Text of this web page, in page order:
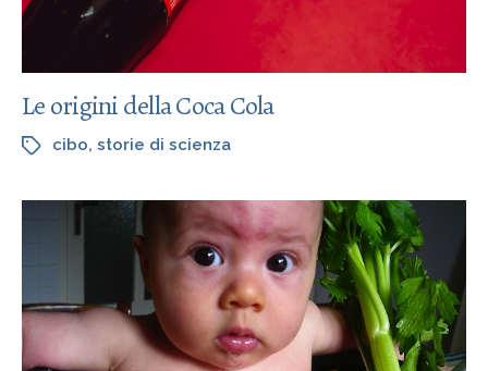
Le origini della Coca Cola
cibo, storie di scienza